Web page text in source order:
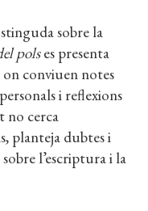
sobre la
polses presenta
conviuen notes
i reflexions
no cerca
planteja dubtes i
l’escriptura i la